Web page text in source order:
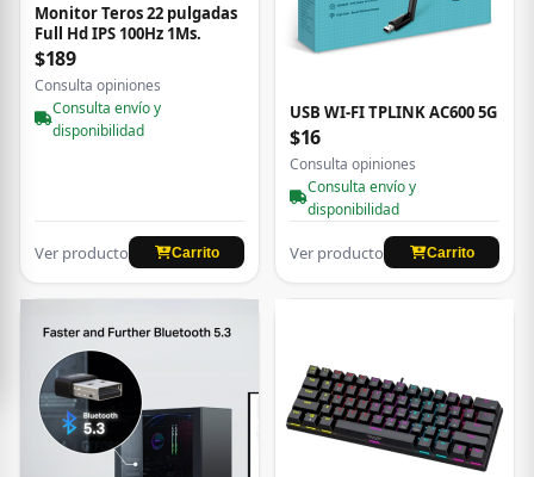
Monitor Teros 22 pulgadas
Full Hd IPS 100Hz 1Ms.
$189
Consulta opiniones
Consulta envío y
disponibilidad
Ver producto Carrito
USB WI-FI TPLINK AC600 5G
$16
Consulta opiniones
Consulta envío y
disponibilidad
Ver producto Carrito